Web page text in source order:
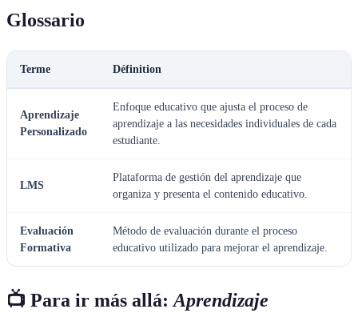
Glossario
Terme Définition
Aprendizaje
Personalizado
Enfoque educativo que ajusta el proceso de
aprendizaje a las necesidades individuales de cada
estudiante.
LMS
Plataforma de gestión del aprendizaje que
organiza y presenta el contenido educativo.
Evaluación
Formativa
Método de evaluación durante el proceso
educativo utilizado para mejorar el aprendizaje.
📺 Para ir más allá: Aprendizaje